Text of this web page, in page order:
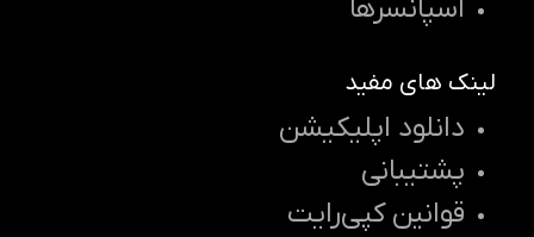
اسپانسرها
لینک های مفید
دانلود اپلیکیشن
پشتیبانی
قوانین کپی‌رایت